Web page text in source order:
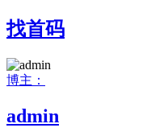
找首码
博主：
admin